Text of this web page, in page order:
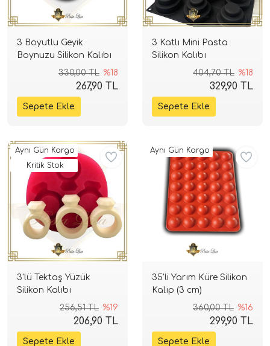
3 Boyutlu Geyik
Boynuzu Silikon Kalıbı
330,00 TL %18
267,90 TL
3 Katlı Mini Pasta
Silikon Kalıbı
404,70 TL %18
329,90 TL
3'lü Tektaş Yüzük
Silikon Kalıbı
256,51 TL %19
206,90 TL
Aynı Gün Kargo
Kritik Stok
35'li Yarım Küre Silikon
Kalıp (3 cm)
360,00 TL %16
299,90 TL
Aynı Gün Kargo